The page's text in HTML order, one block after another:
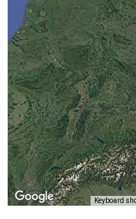
Keyboard